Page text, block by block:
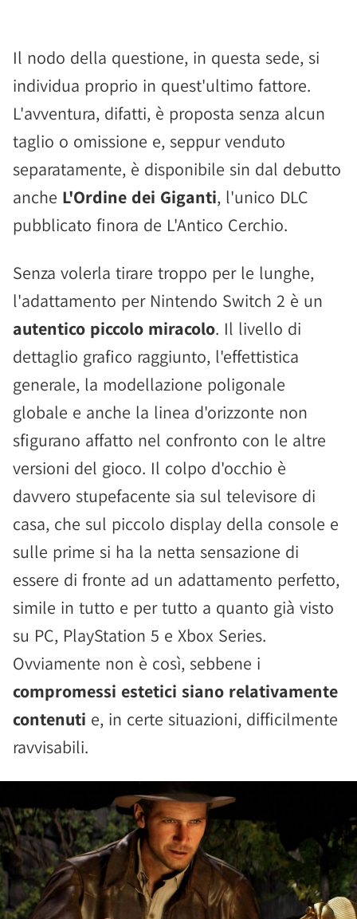
Il nodo della questione, in questa sede, si
individua proprio in quest'ultimo fattore.
L'avventura, difatti, è proposta senza alcun
taglio o omissione e, seppur venduto
separatamente, è disponibile sin dal debutto
anche L'Ordine dei Giganti, l'unico DLC
pubblicato finora de L'Antico Cerchio.
Senza volerla tirare troppo per le lunghe,
l'adattamento per Nintendo Switch 2 è un
autentico piccolo miracolo. Il livello di
dettaglio grafico raggiunto, l'effettistica
generale, la modellazione poligonale
globale e anche la linea d'orizzonte non
sfigurano affatto nel confronto con le altre
versioni del gioco. Il colpo d'occhio è
davvero stupefacente sia sul televisore di
casa, che sul piccolo display della console e
sulle prime si ha la netta sensazione di
essere di fronte ad un adattamento perfetto,
simile in tutto e per tutto a quanto già visto
su PC, PlayStation 5 e Xbox Series.
Ovviamente non è così, sebbene i
compromessi estetici siano relativamente
contenuti e, in certe situazioni, difficilmente
ravvisabili.